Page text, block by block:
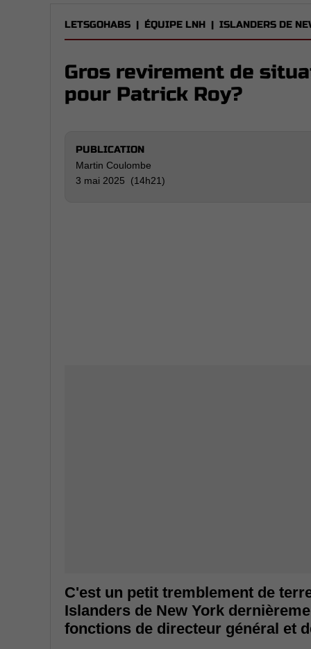
LETSGOHABS | ÉQUIPE LNH | ISLANDERS DE
Gros revirement de
pour Patrick Roy?
PUBLICATION
Martin Coulombe
3 mai 2025 (14h21)
C'est un petit tremblement de
Islanders de New York
fonctions de directeur général et